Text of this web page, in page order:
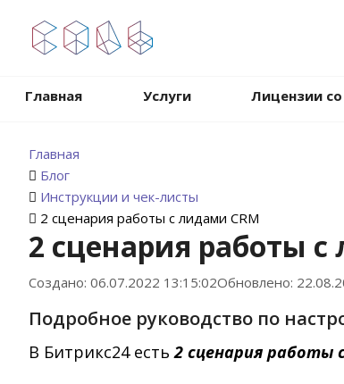
Главная Услуги Лицензии
Главная
Блог
Инструкции и чек-листы
2 сценария работы с лидами CRM
2 сценария работы
Создано: 06.07.2022 13:15:02Обновлено:
Подробное руководство по
В Битрикс24 есть2 сценария работы